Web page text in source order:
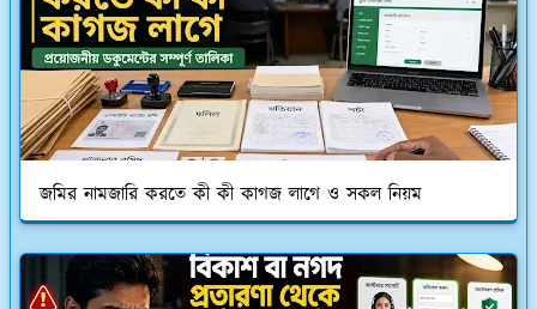
জমির নামজারি করতে কী কী কাগজ লাগে ও সকল নিয়ম